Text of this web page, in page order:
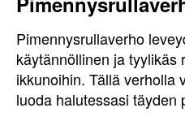
Pimennysrullaverho
käytännöllinen ja tyylikäs
ikkunoihin. Tällä verholla
luoda halutessasi täyden